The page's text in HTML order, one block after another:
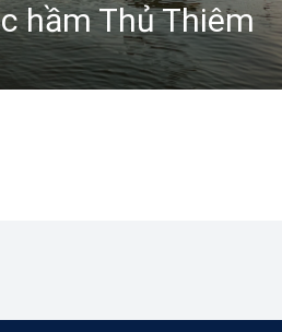
hầm Thủ Thiêm